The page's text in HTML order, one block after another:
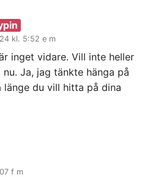
kl. 5:52 e m
inget vidare. Vill inte heller
nu. Ja, jag tänkte hänga på
länge du vill hitta på dina
f m